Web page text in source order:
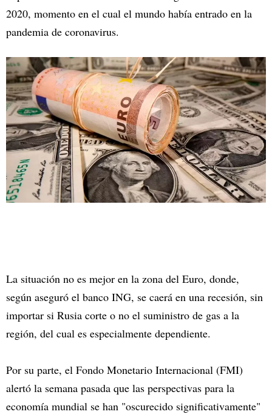
2020, momento en el cual el mundo había entrado en la
pandemia de coronavirus.
La situación no es mejor en la zona del Euro, donde,
según aseguró el banco ING, se caerá en una recesión, sin
importar si Rusia corte o no el suministro de gas a la
región, del cual es especialmente dependiente.
Por su parte, el Fondo Monetario Internacional (FMI)
alertó la semana pasada que las perspectivas para la
economía mundial se han "oscurecido significativamente"